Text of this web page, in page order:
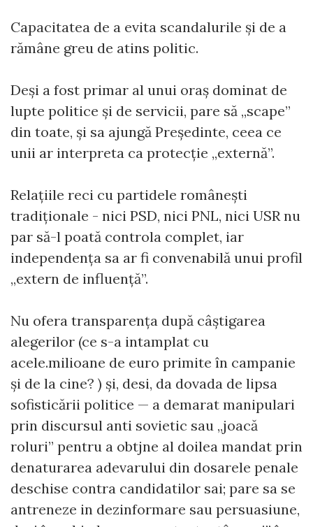
Capacitatea de a evita scandalurile și de a
rămâne greu de atins politic.
Deși a fost primar al unui oraș dominat de
lupte politice și de servicii, pare să „scape”
din toate, și sa ajungă Președinte, ceea ce
unii ar interpreta ca protecție „externă”.
Relațiile reci cu partidele românești
tradiționale - nici PSD, nici PNL, nici USR nu
par să-l poată controla complet, iar
independența sa ar fi convenabilă unui profil
„extern de influență”.
Nu ofera transparența după câștigarea
alegerilor (ce s-a intamplat cu
acele.milioane de euro primite în campanie
și de la cine? ) și, desi, da dovada de lipsa
sofisticării politice — a demarat manipulari
prin discursul anti sovietic sau „joacă
roluri” pentru a obtjne al doilea mandat prin
denaturarea adevarului din dosarele penale
deschise contra candidatilor sai; pare sa se
antreneze in dezinformare sau persuasiune,